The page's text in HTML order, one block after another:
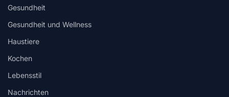
Gesundheit
Gesundheit und Wellness
Haustiere
Kochen
Lebensstil
Nachrichten